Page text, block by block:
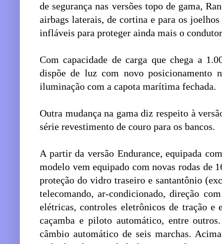
de segurança nas versões topo de gama,
airbags laterais, de cortina e para os
infláveis para proteger ainda mais o
Com capacidade de carga que chega a
dispõe de luz com novo posicionamento
iluminação com a capota marítima fechada.
Outra mudança na gama diz respeito à
série revestimento de couro para os bancos.
A partir da versão Endurance, equipada
modelo vem equipado com novas rodas de
proteção do vidro traseiro e santantônio
telecomando, ar-condicionado, direção
elétricas, controles eletrônicos de tração
caçamba e piloto automático, entre
câmbio automático de seis marchas.